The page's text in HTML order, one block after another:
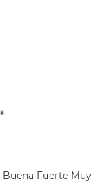
*
Buena Fuerte Muy